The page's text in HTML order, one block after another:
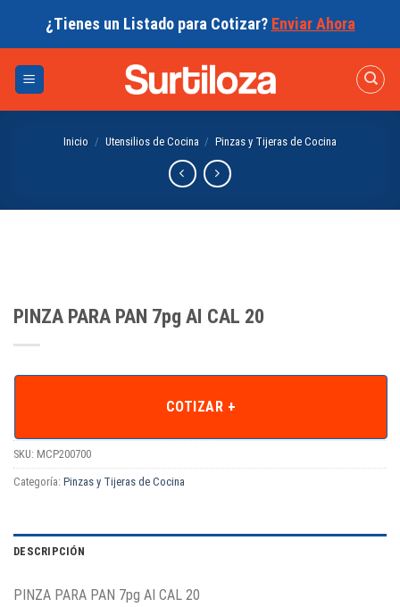
¿Tienes un Listado para Cotizar? Enviar Ahora
Inicio / Utensilios de Cocina / Pinzas y Tijeras de Cocina
PINZA PARA PAN 7pg AI CAL 20
COTIZAR +
SKU: MCP200700
Categoría: Pinzas y Tijeras de Cocina
DESCRIPCIÓN
PINZA PARA PAN 7pg AI CAL 20